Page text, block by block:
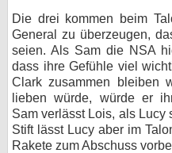
Die drei kommen beim
General zu überzeugen,
seien. Als Sam die NSA
dass ihre Gefühle viel
Clark zusammen bleiben
lieben würde, würde er
Sam verlässt Lois, als Lucy
Stift lässt Lucy aber im
Rakete zum Abschuss